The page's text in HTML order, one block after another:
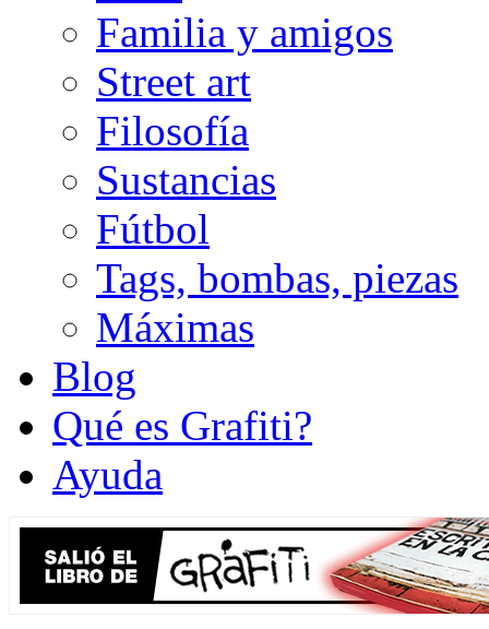
Familia y amigos
Street art
Filosofía
Sustancias
Fútbol
Tags, bombas, piezas
Máximas
Blog
Qué es Grafiti?
Ayuda